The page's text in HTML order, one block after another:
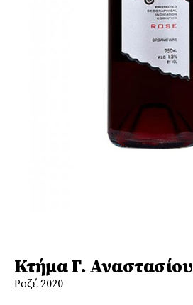
Κτήμα Γ. Αναστασίου
Ροζέ 2020